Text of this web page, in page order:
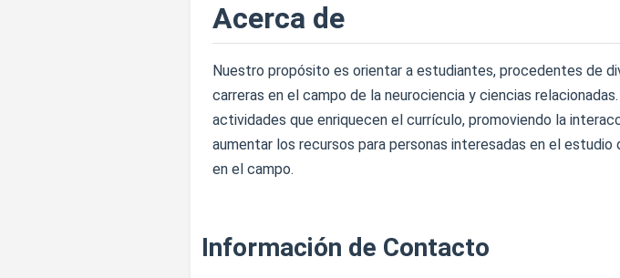
Acerca de
Nuestro propósito es orientar a estudiantes, procedentes de
carreras en el campo de la neurociencia y ciencias
actividades que enriquecen el currículo, promoviendo la
aumentar los recursos para personas interesadas en el
en el campo.
Información de Contacto